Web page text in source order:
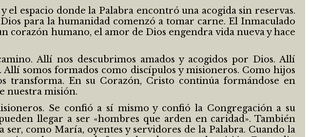
el espacio donde la Palabra encontró una acogida sin reservas.
para la humanidad comenzó a tomar carne. El Inmaculado
corazón humano, el amor de Dios engendra vida nueva y hace
Allí nos descubrimos amados y acogidos por Dios. Allí
somos formados como discípulos y misioneros. Como hijos
transforma. En su Corazón, Cristo continúa formándose en
nuestra misión.
Se confió a sí mismo y confió la Congregación a su
llegar a ser «hombres que arden en caridad». También
como María, oyentes y servidores de la Palabra. Cuando la